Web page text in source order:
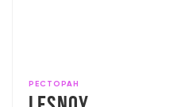
РЕСТОРАН